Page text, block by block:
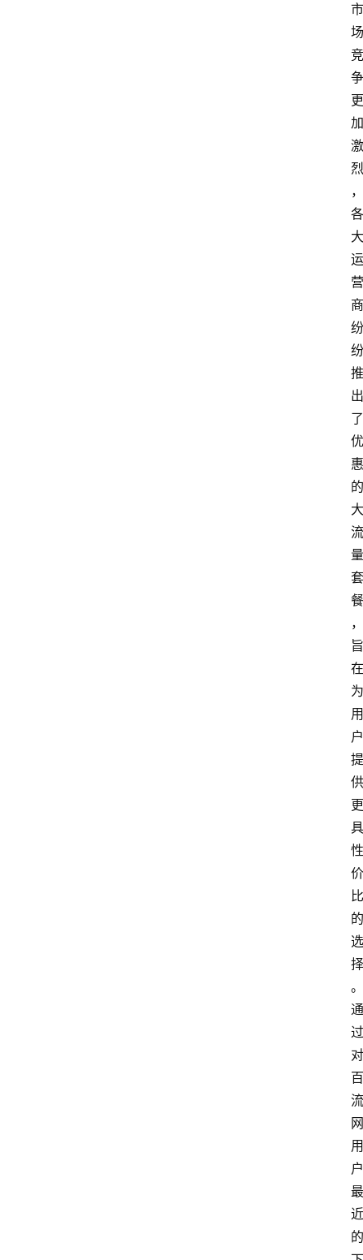
市
场
竞
争
更
加
激
烈
，
各
大
运
营
商
纷
纷
推
出
了
优
惠
的
大
流
量
套
餐
，
旨
在
为
用
户
提
供
更
具
性
价
比
的
选
择
。
通
过
对
百
流
网
用
户
最
近
的